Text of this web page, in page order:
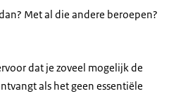
Met al die andere beroepen?
dat je zoveel mogelijk de
als het geen essentiële